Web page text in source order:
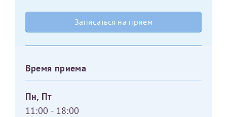
Записаться на прием
Время приема
Пн, Пт
11:00 - 18:00